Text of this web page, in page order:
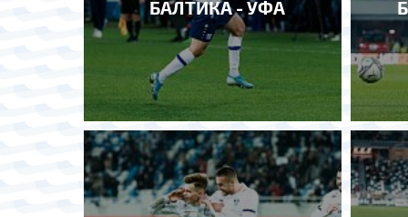
БАЛТИКА - УФА